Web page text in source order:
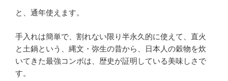
と、通年使えます。
手入れは簡単で、割れない限り半永久的に使えて、直火
と土鍋という、縄文・弥生の昔から、日本人の穀物を炊
いてきた最強コンボは、歴史が証明している美味しさで
す。